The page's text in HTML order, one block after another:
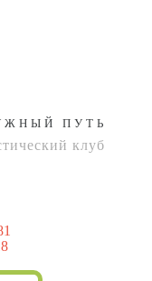
ПУТЬ
клуб